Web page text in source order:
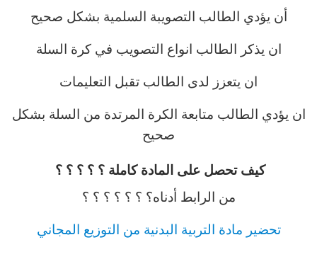
أن يؤدي الطالب التصويبة السلمية بشكل صحيح
ان يذكر الطالب انواع التصويب في كرة السلة
ان يتعزز لدى الطالب تقبل التعليمات
ان يؤدي الطالب متابعة الكرة المرتدة من السلة بشكل
صحيح
كيف تحصل على المادة كاملة ؟ ؟ ؟ ؟ ؟
من الرابط أدناه؟ ؟ ؟ ؟ ؟ ؟ ؟
تحضير مادة التربية البدنية من التوزيع المجاني